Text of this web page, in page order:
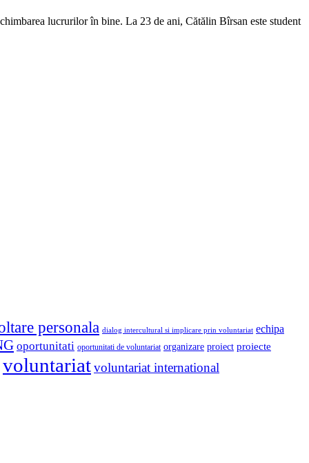
lucrurilor în bine. La 23 de ani, Cătălin Bîrsan este student
personala dialog intercultural si implicare prin voluntariat echipa
oportunitati oportunitati de voluntariat organizare proiect proiecte
voluntariatvoluntariat international